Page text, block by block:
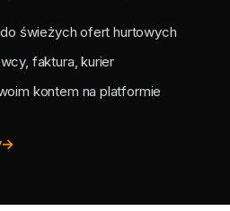
świeżych ofert hurtowych
faktura, kurier
kontem na platformie
→